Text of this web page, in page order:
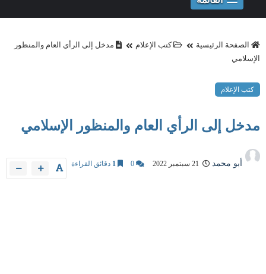
الصفحة الرئيسية كتب الإعلام
مدخل إلى الرأي العام والمنظور
الإسلامي
كتب الإعلام
مدخل إلى الرأي العام والمنظور الإسلامي
أبو محمد 0
1 دقائق القراءة